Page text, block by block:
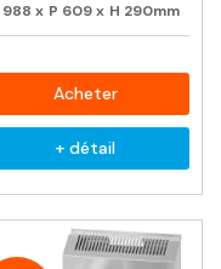
988 x P 609x H 290mm
Acheter
+ détail